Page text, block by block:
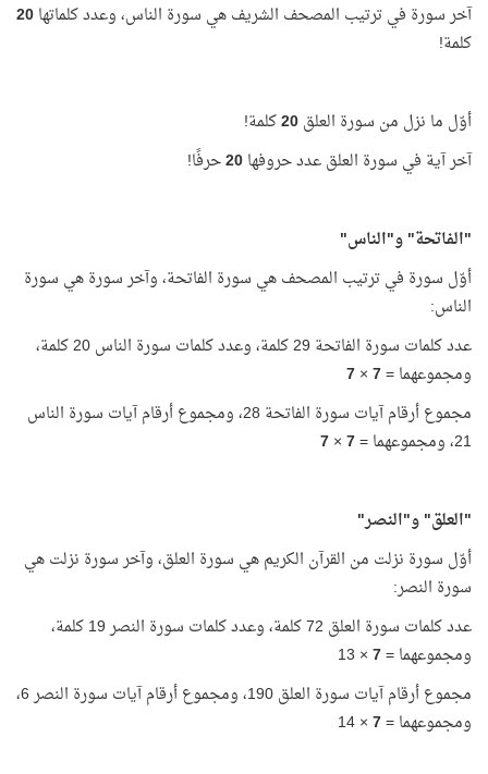
آخر سورة في ترتيب المصحف الشريف هي سورة الناس، وعدد كلماتها20
كلمة!
أوّل ما نزل من سورة العلق20كلمة!
آخر آية في سورة العلق عدد حروفها20حرفًا!
"الفاتحة" و"الناس"
أوّل سورة في ترتيب المصحف هي سورة الفاتحة، وآخر سورة هي سورة
الناس:
عدد كلمات سورة الفاتحة 29 كلمة، وعدد كلمات سورة الناس 20 كلمة،
ومجموعهما =7
×
7
مجموع أرقام آيات سورة الفاتحة 28، ومجموع أرقام آيات سورة الناس
21، ومجموعهما =
7
×
7
"العلق" و"النصر"
أوّل سورة نزلت من القرآن الكريم هي سورة العلق، وآخر سورة نزلت هي
سورة النصر:
عدد كلمات سورة العلق 72 كلمة، وعدد كلمات سورة النصر 19 كلمة،
ومجموعهما =7
× 13
مجموع أرقام آيات سورة العلق 190، ومجموع أرقام آيات سورة النصر 6،
ومجموعهما =7
× 14